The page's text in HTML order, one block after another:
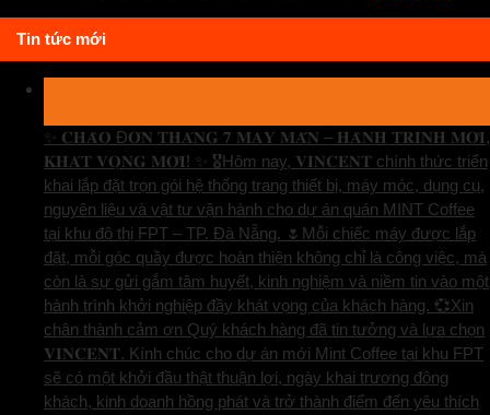
Tin tức mới
✨ 𝐂𝐇𝐀̀𝐎 Đ𝐎́𝐍 𝐓𝐇𝐀́𝐍𝐆 𝟕 𝐌𝐀𝐘 𝐌𝐀̆́𝐍 – 𝐇𝐀̀𝐍𝐇 𝐓𝐑𝐈̀𝐍𝐇 𝐌𝐎̛́𝐈,
𝐊𝐇𝐀́𝐓 𝐕𝐎̣𝐍𝐆 𝐌𝐎̛́𝐈! ✨ 🎖️Hôm nay, 𝐕𝐈𝐍𝐂𝐄𝐍𝐓 chính thức triển
khai lắp đặt trọn gói hệ thống trang thiết bị, máy móc, dụng cụ,
nguyên liệu và vật tư vận hành cho dự án quán MINT Coffee
tại khu đô thị FPT – TP. Đà Nẵng. 🌷Mỗi chiếc máy được lắp
đặt, mỗi góc quầy được hoàn thiện không chỉ là công việc, mà
còn là sự gửi gắm tâm huyết, kinh nghiệm và niềm tin vào một
hành trình khởi nghiệp đầy khát vọng của khách hàng. 💞Xin
chân thành cảm ơn Quý khách hàng đã tin tưởng và lựa chọn
𝐕𝐈𝐍𝐂𝐄𝐍𝐓. Kính chúc cho dự án mới Mint Coffee tại khu FPT
sẽ có một khởi đầu thật thuận lợi, ngày khai trương đông
khách, kinh doanh hồng phát và trở thành điểm đến yêu thích